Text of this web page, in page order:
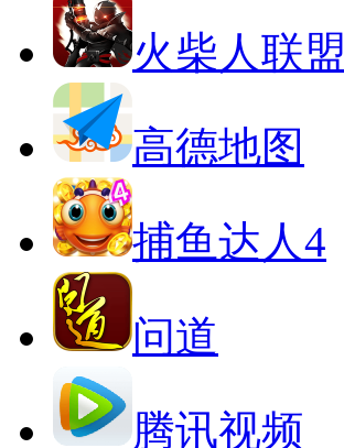
火柴人联盟
高德地图
捕鱼达人4
问道
腾讯视频